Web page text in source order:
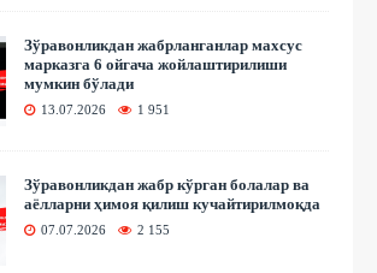
Зўравонликдан жабрланганлар махсус
марказга 6 ойгача жойлаштирилиши
мумкин бўлади
13.07.2026 1 951
Зўравонликдан жабр кўрган болалар ва
аёлларни ҳимоя қилиш кучайтирилмоқда
07.07.2026 2 155